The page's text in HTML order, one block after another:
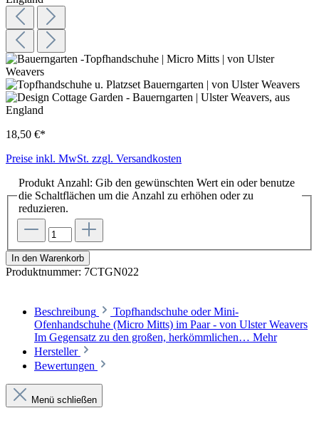
18,50 €*
Preise inkl. MwSt. zzgl. Versandkosten
Produkt Anzahl: Gib den gewünschten Wert ein oder benutze
die Schaltflächen um die Anzahl zu erhöhen oder zu
reduzieren.
In den Warenkorb
Produktnummer: 7CTGN022
Beschreibung
Topfhandschuhe oder Mini-
Ofenhandschuhe (Micro Mitts) im Paar - von Ulster Weavers
Im Gegensatz zu den großen, herkömmlichen… Mehr
Hersteller
Bewertungen
Menü schließen